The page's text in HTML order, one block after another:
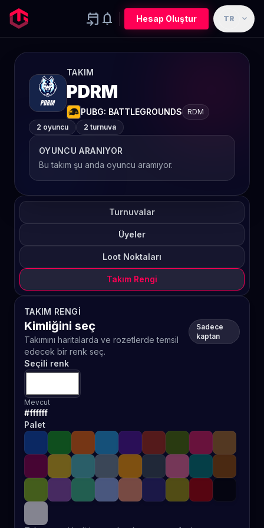
event_upcoming notifications Hesap Oluştur TR expand_more
TAKIM
PDRM
PUBG: BATTLEGROUNDS
RDM
2 oyuncu
2 turnuva
OYUNCU ARANIYOR
Bu takım şu anda oyuncu aramıyor.
Turnuvalar
Üyeler
Loot Noktaları
Takım Rengi
TAKIM RENGI
Kimliğini seç
Takımını haritalarda ve rozetlerde temsil
edecek bir renk seç.
Sadece
kaptan
Seçili renk
Mevcut
#ffffff
Palet